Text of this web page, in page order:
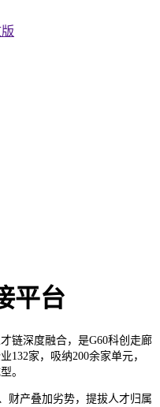
平台
深度融合，是G60科创走廊
132家，吸纳200余家单元，
。
产叠加劣势，提拔人才归属